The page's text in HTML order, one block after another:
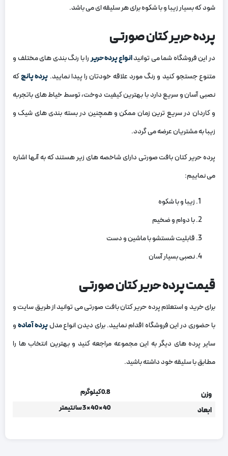
شود که بسیار زیبا و با شکوه برای هر سلیقه ای می باشد.
پرده حریر کتان صورتی
در این فروشگاه شما می توانیدانواع پرده حریررا با رنگ بندی های مختلف و
متنوع جستجو کنید و رنگ مورد علاقه خودتان را پیدا نمایید. پرده پانچکه
نصبی آسان و سریع دارد با بهترین کیفیت دوخت، توسط خیاط های باتجربه
و کاردان در سریع ترین زمان ممکن و همچنین در بسته بندی های شیک و
زیبا به مشتریان عرضه می گردد.
پرده حریر کتان بافت صورتی دارای شاخصه های زیر هستند که به آنها اشاره
می نماییم:
زیبا و با شکوه
با دوام و ضخیم
قابلیت شستشو با ماشین و دست
نصبی بسیار آسان
قیمت پرده حریر کتان صورتی
برای خرید و استعلام پرده حریر کتان بافت صورتی می توانید از طریق سایت و
با حضوری در این فروشگاه اقدام نمایید. برای دیدن انواع مدلپرده آمادهو
سایر پرده های دیگر به این مجموعه مراجعه کنید و بهترین انتخاب ها را
مطابق با سلیقه خود داشته باشید.
وزن 0.8 کیلوگرم
ابعاد 40 × 40 × 3 سانتیمتر